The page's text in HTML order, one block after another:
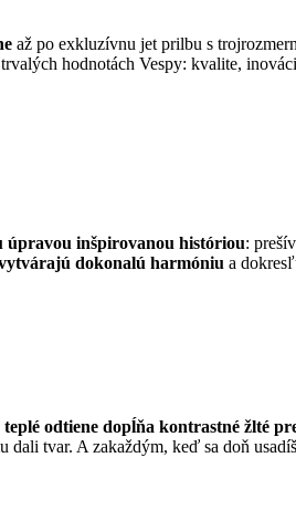
až po exkluzívnu jet prilbu s
hodnotách Vespy: kvalite,
úpravou inšpirovanou históriou:
dokonalú harmóniu a
teplé odtiene dopĺňa kontrastné žlté
tvar. A zakaždým, keď sa doň